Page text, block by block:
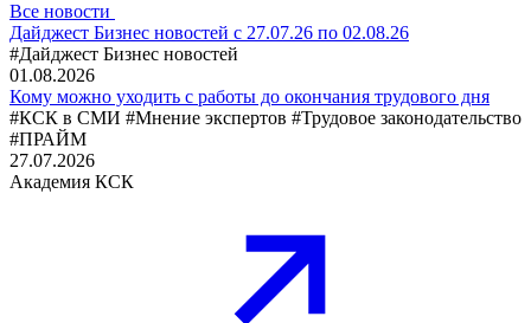
Все новости
Дайджест Бизнес новостей с 27.07.26 по 02.08.26
#Дайджест Бизнес новостей
01.08.2026
Кому можно уходить с работы до окончания трудового дня
#КСК в СМИ #Мнение экспертов #Трудовое законодательство
#ПРАЙМ
27.07.2026
Академия КСК